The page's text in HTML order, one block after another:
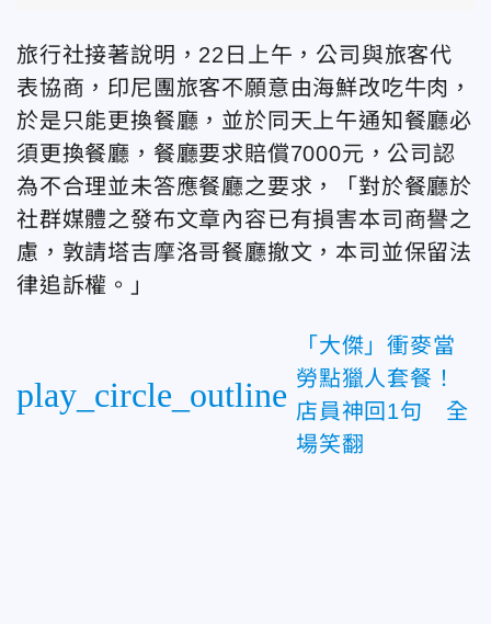
旅行社接著說明，22日上午，公司與旅客代
表協商，印尼團旅客不願意由海鮮改吃牛肉，
於是只能更換餐廳，並於同天上午通知餐廳必
須更換餐廳，餐廳要求賠償7000元，公司認
為不合理並未答應餐廳之要求，「對於餐廳於
社群媒體之發布文章內容已有損害本司商譽之
慮，敦請塔吉摩洛哥餐廳撤文，本司並保留法
律追訴權。」
play_circle_outline
「大傑」衝麥當
勞點獵人套餐！
店員神回1句 全
場笑翻